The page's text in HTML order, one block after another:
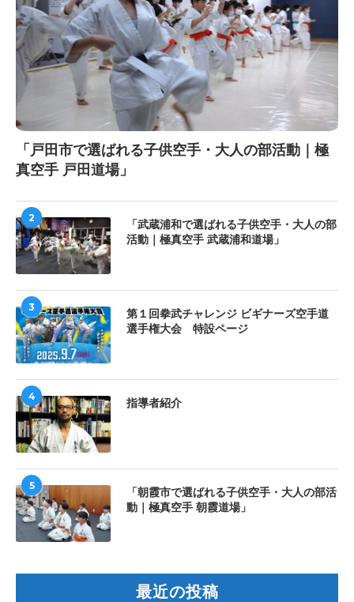
「戸田市で選ばれる子供空手・大人の部活動｜極
真空手 戸田道場」
2
「武蔵浦和で選ばれる子供空手・大人の部
活動｜極真空手 武蔵浦和道場」
3
第１回拳武チャレンジ ビギナーズ空手道
選手権大会 特設ページ
4
指導者紹介
5
「朝霞市で選ばれる子供空手・大人の部活
動｜極真空手 朝霞道場」
最近の投稿